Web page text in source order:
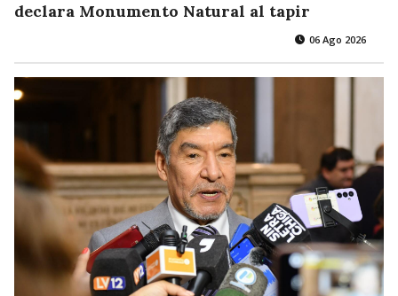
declara Monumento Natural al tapir
06 Ago 2026